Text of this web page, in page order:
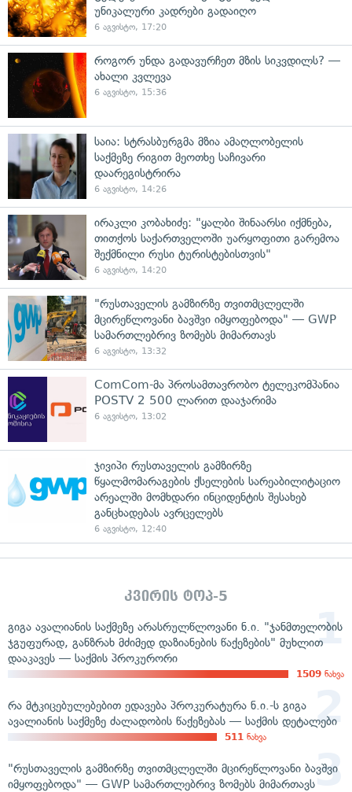
უნიკალური კადრები გადაიღო
6 აგვისტო, 17:20
როგორ უნდა გადავურჩეთ მზის სიკვდილს? —
ახალი კვლევა
6 აგვისტო, 15:36
საია: სტრასბურგმა მზია ამაღლობელის
საქმეზე რიგით მეოთხე საჩივარი
დაარეგისტრირა
6 აგვისტო, 14:26
ირაკლი კობახიძე: "ყალბი შინაარსი იქმნება,
თითქოს საქართველოში უარყოფითი გარემოა
შექმნილი რუსი ტურისტებისთვის"
6 აგვისტო, 14:20
"რუსთაველის გამზირზე თვითმცლელში
მცირეწლოვანი ბავშვი იმყოფებოდა" — GWP
სამართლებრივ ზომებს მიმართავს
6 აგვისტო, 13:32
ComCom-მა პროსამთავრობო ტელეკომპანია
POSTV 2 500 ლარით დააჯარიმა
6 აგვისტო, 13:02
ჯივიპი რუსთაველის გამზირზე
წყალმომარაგების ქსელების სარეაბილიტაციო
არეალში მომხდარი ინციდენტის შესახებ
განცხადებას ავრცელებს
6 აგვისტო, 12:40
კვირის ტოპ-5
გიგა ავალიანის საქმეზე არასრულწლოვანი ნ.ი. "ჯანმთელობის
ჯგუფურად, განზრახ მძიმედ დაზიანების წაქეზების" მუხლით
დააკავეს — საქმის პროკურორი
1509 ნახვა
რა მტკიცებულებებით ედავება პროკურატურა ნ.ი.-ს გიგა
ავალიანის საქმეზე ძალადობის წაქეზებას — საქმის დეტალები
511 ნახვა
"რუსთაველის გამზირზე თვითმცლელში მცირეწლოვანი ბავშვი
იმყოფებოდა" — GWP სამართლებრივ ზომებს მიმართავს